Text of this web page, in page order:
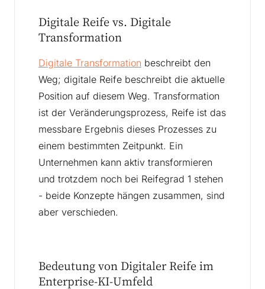
Digitale Reife vs. Digitale
Transformation
Digitale Transformation beschreibt den
Weg; digitale Reife beschreibt die aktuelle
Position auf diesem Weg. Transformation
ist der Veränderungsprozess, Reife ist das
messbare Ergebnis dieses Prozesses zu
einem bestimmten Zeitpunkt. Ein
Unternehmen kann aktiv transformieren
und trotzdem noch bei Reifegrad 1 stehen
- beide Konzepte hängen zusammen, sind
aber verschieden.
Bedeutung von Digitaler Reife im
Enterprise-KI-Umfeld